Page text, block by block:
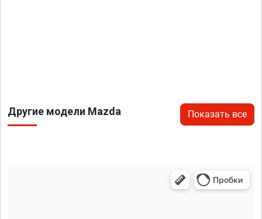
Другие модели Mazda Показать все